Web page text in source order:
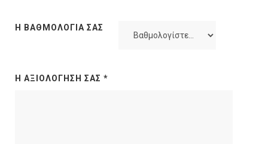
Η ΒΑΘΜΟΛΟΓΊΑ ΣΑΣ
Η ΑΞΙΟΛΌΓΗΣΉ ΣΑΣ *